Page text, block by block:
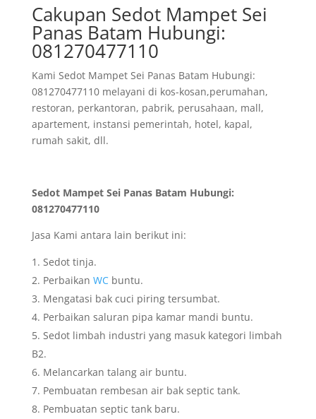
Cakupan Sedot Mampet Sei
Panas Batam Hubungi:
081270477110
Kami Sedot Mampet Sei Panas Batam Hubungi:
081270477110 melayani di kos-kosan,perumahan,
restoran, perkantoran, pabrik, perusahaan, mall,
apartement, instansi pemerintah, hotel, kapal,
rumah sakit, dll.
Sedot Mampet Sei Panas Batam Hubungi:
081270477110
Jasa Kami antara lain berikut ini:
Sedot tinja.
Perbaikan WCbuntu.
Mengatasi bak cuci piring tersumbat.
Perbaikan saluran pipa kamar mandi buntu.
Sedot limbah industri yang masuk kategori limbah
B2.
Melancarkan talang air buntu.
Pembuatan rembesan air bak septic tank.
Pembuatan septic tank baru.